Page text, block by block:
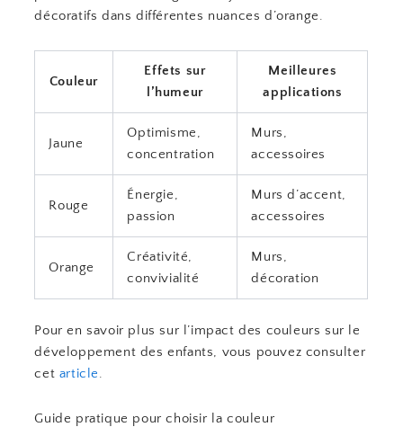
décoratifs dans différentes nuances d’orange.
Couleur
Effets sur
l’humeur
Meilleures
applications
Jaune
Optimisme,
concentration
Murs,
accessoires
Rouge
Énergie,
passion
Murs d’accent,
accessoires
Orange
Créativité,
convivialité
Murs,
décoration
Pour en savoir plus sur l’impact des couleurs sur le
développement des enfants, vous pouvez consulter
cet article.
Guide pratique pour choisir la couleur